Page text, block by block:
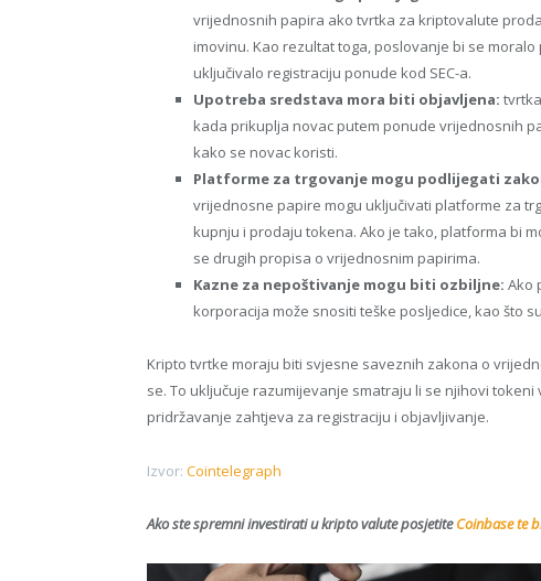
vrijednosnih papira ako tvrtka za kriptovalute
imovinu. Kao rezultat toga, poslovanje bi se
uključivalo registraciju ponude kod SEC-a.
Upotreba sredstava mora biti objavljena:
kada prikuplja novac putem ponude vrijednosnih
kako se novac koristi.
Platforme za trgovanje mogu podlijegati
vrijednosne papire mogu uključivati ​​platforme za
kupnju i prodaju tokena. Ako je tako, platforma bi
se drugih propisa o vrijednosnim papirima.
Kazne za nepoštivanje mogu biti ozbiljne: Ako
korporacija može snositi teške posljedice, kao što
Kripto tvrtke moraju biti svjesne saveznih zakona o
se. To uključuje razumijevanje smatraju li se njihovi
pridržavanje zahtjeva za registraciju i objavljivanje.
Izvor: Cointelegraph
Ako ste spremni investirati u kripto valute posjetite Coinbase te